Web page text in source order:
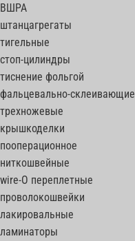
ВШРА
штанцагрегаты
тигельные
стоп-цилиндры
тиснение фольгой
фальцевально-склеивающие
трехножевые
крышкоделки
пооперационное
ниткошвейные
wire-O переплетные
проволокошвейки
лакировальные
ламинаторы